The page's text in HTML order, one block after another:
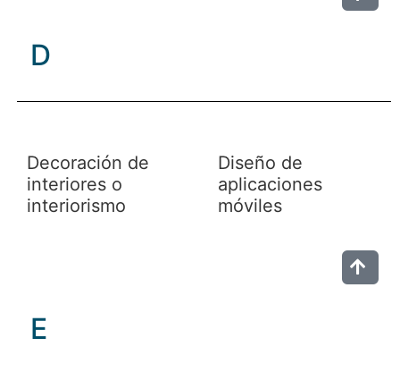
D
Decoración de
interiores o
interiorismo
Diseño de
aplicaciones
móviles
E